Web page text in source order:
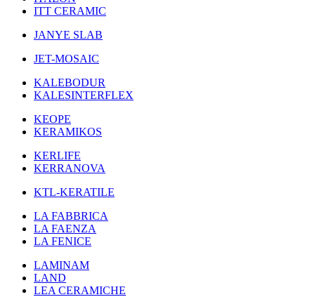
ITT CERAMIC
JANYE SLAB
JET-MOSAIC
KALEBODUR
KALESINTERFLEX
KEOPE
KERAMIKOS
KERLIFE
KERRANOVA
KTL-KERATILE
LA FABBRICA
LA FAENZA
LA FENICE
LAMINAM
LAND
LEA CERAMICHE